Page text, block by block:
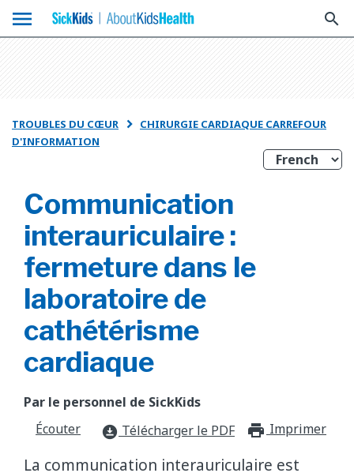
menu search
TROUBLES DU CŒUR  CHIRURGIE CARDIAQUE CARREFOUR
D'INFORMATION
Communication
interauriculaire :
fermeture dans le
laboratoire de
cathétérisme
cardiaque
Par le personnel de SickKids
Écouter
download_for_offline Télécharger le PDF Imprimer
La communication interauriculaire est